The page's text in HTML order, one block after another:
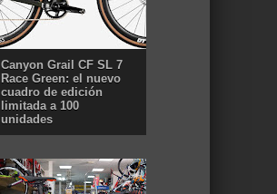
Canyon Grail CF SL 7
Race Green: el nuevo
cuadro de edición
limitada a 100
unidades